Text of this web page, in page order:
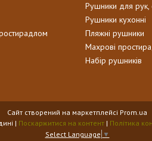
Рушники для рук,
Рушники кухонні
Пляжні рушники
Махрові
Набір рушників
Сайт створений на маркетплейсі Prom.ua
Скриня Господині | Поскаржитися на контент | Політика
Select Language ▼